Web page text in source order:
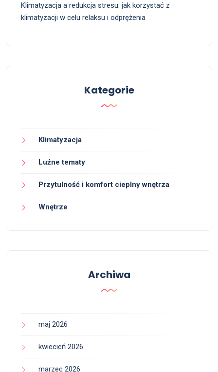
Klimatyzacja a redukcja stresu: jak korzystać z
klimatyzacji w celu relaksu i odprężenia
Kategorie
Klimatyzacja
Luźne tematy
Przytulność i komfort cieplny wnętrza
Wnętrze
Archiwa
maj 2026
kwiecień 2026
marzec 2026